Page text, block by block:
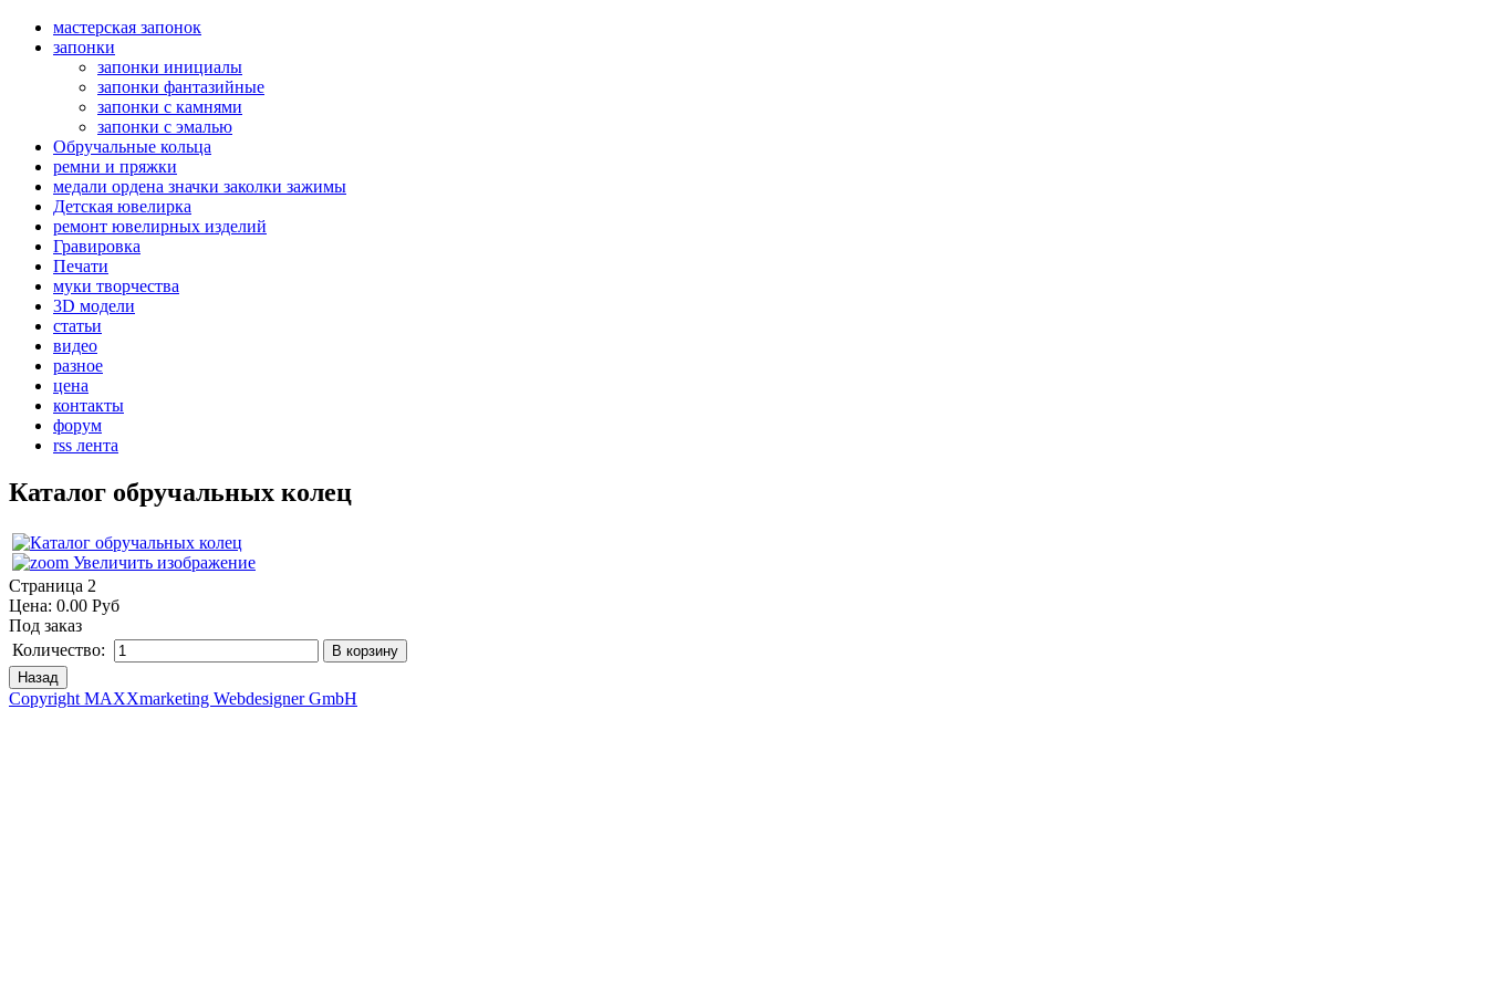
мастерская запонок
запонки
запонки инициалы
запонки фантазийные
запонки с камнями
запонки с эмалью
Обручальные кольца
ремни и пряжки
медали ордена значки заколки зажимы
Детская ювелирка
ремонт ювелирных изделий
Гравировка
Печати
муки творчества
3D модели
статьи
видео
разное
цена
контакты
форум
rss лента
Каталог обручальных колец
Увеличить изображение
Страница 2
Цена: 0.00 Руб
Под заказ
Количество:
Copyright MAXXmarketing Webdesigner GmbH